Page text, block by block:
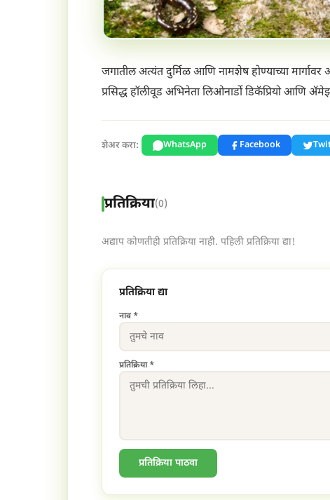
जगातील अत्यंत दुर्मिळ आणि नामशेष होण्याच्या मार्गावर
प्रसिद्ध हॉलीवूड अभिनेता लिओनार्डो डिकॅप्रियो
शेअर करा: WhatsApp Facebook
प्रतिक्रिया(0)
अद्याप कोणतीही प्रतिक्रिया नाही. पहिली प्रतिक्रिया द्या!
प्रतिक्रिया द्या
नाव *
प्रतिक्रिया *
प्रतिक्रिया पाठवा